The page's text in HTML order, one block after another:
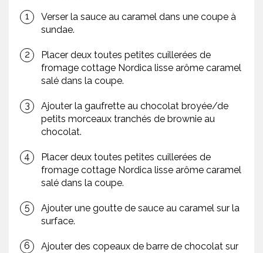
Verser la sauce au caramel dans une coupe à
sundae.
Placer deux toutes petites cuillerées de
fromage cottage Nordica lisse arôme caramel
salé dans la coupe.
Ajouter la gaufrette au chocolat broyée/de
petits morceaux tranchés de brownie au
chocolat.
Placer deux toutes petites cuillerées de
fromage cottage Nordica lisse arôme caramel
salé dans la coupe.
Ajouter une goutte de sauce au caramel sur la
surface.
Ajouter des copeaux de barre de chocolat sur